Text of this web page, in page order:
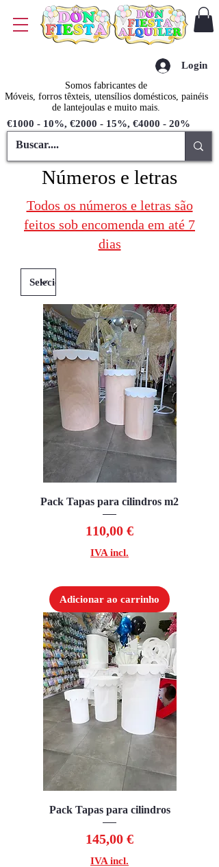
Somos fabricantes de
Móveis, forros têxteis, utensílios domésticos, painéis
de lantejoulas e muito mais.
€1000 - 10%, €2000 - 15%, €4000 - 20%
Login
Números e letras
Todos os números e letras são
feitos sob encomenda em até 7
dias
Pack Tapas para cilindros m2
Preço
110,00 €
IVA incl.
Adicionar ao carrinho
Pack Tapas para cilindros
Preço
145,00 €
IVA incl.